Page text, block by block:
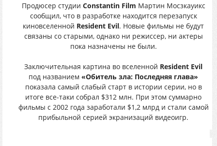
Продюсер студии Constantin Film Мартин Мосзкауикс
сообщил, что в разработке находится перезапуск
киновселенной Resident Evil. Новые фильмы не будут
связаны со старыми, однако ни режиссер, ни актеры
пока назначены не были.
Заключительная картина во вселенной Resident Evil
под названием «Обитель зла: Последняя глава»
показала самый слабый старт в истории серии, но в
итоге все-таки собрал $312 млн. При этом суммарно
фильмы с 2002 года заработали $1,2 млрд и стали самой
прибыльной серией экранизаций видеоигр.